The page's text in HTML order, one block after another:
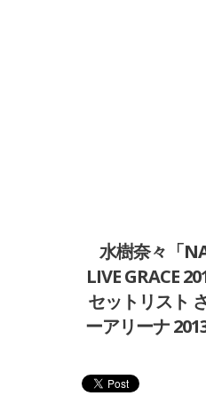
水樹奈々「
LIVE GRACE
セットリスト
ーアリーナ